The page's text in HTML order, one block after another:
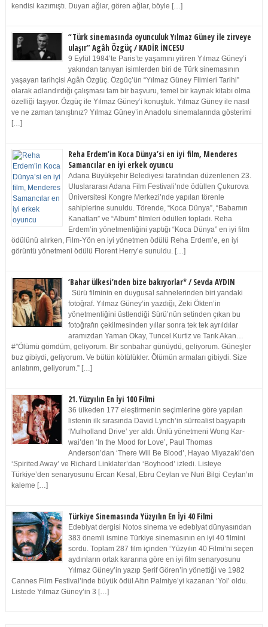
kendisi kazımıştı. Duyan ağlar, gören ağlar, böyle […]
“Türk sinemasında oyunculuk Yılmaz Güney ile zirveye
ulaşır” Agâh Özgüç / KADİR İNCESU
9 Eylül 1984’te Paris’te yaşamını yitiren Yılmaz Güney’i
yakından tanıyan isimlerden biri de Türk sinemasının
yaşayan tarihçisi Agâh Özgüç. Özgüç’ün “Yılmaz Güney Filmleri Tarihi”
olarak adlandırdığı çalışması tam bir başvuru, temel bir kaynak kitabı olma
özelliği taşıyor. Özgüç ile Yılmaz Güney’i konuştuk. Yılmaz Güney ile nasıl
ve ne zaman tanıştınız? Yılmaz Güney’in Anadolu sinemalarında gösterimi
[…]
Reha Erdem’in Koca Dünya’si en iyi film, Menderes
Samancılar en iyi erkek oyuncu
Adana Büyükşehir Belediyesi tarafından düzenlenen 23.
Uluslararası Adana Film Festivali’nde ödüllen Çukurova
Üniversitesi Kongre Merkezi’nde yapılan törenle
sahiplerine sunuldu. Törende, “Koca Dünya”, “Babamın
Kanatları” ve “Albüm” filmleri ödülleri topladı. Reha
Erdem’in yönetmenliğini yaptığı “Koca Dünya” en iyi film
ödülünü alırken, Film-Yön en iyi yönetmen ödülü Reha Erdem’e, en iyi
görüntü yönetmeni ödülü Florent Herry’e sunuldu. […]
‘Bahar ülkesi’nden bize bakıyorlar* / Sevda AYDIN
Sürü filminin en duygusal sahnelerinden biri yandaki
fotoğraf. Yılmaz Güney’in yazdığı, Zeki Ökten’in
yönetmenliğini üstlendiği Sürü’nün setinden çıkan bu
fotoğrafın çekilmesinden yıllar sonra tek tek ayrıldılar
aramızdan Yaman Okay, Tuncel Kurtiz ve Tarık Akan…
#”Ölümü gömdüm, geliyorum. Bir sonbahar günüydü, geliyorum. Güneşler
buz gibiydi, geliyorum. Ve bütün kötülükler. Ölümün armaları gibiydi. Size
anlatırım, geliyorum.” […]
21. Yüzyılın En İyi 100 Filmi
36 ülkeden 177 eleştirmenin seçimlerine göre yapılan
listenin ilk sırasında David Lynch’in sürrealist başyapıtı
‘Mulholland Drive’ yer aldı. Ünlü yönetmeni Wong Kar-
wai’den ‘In the Mood for Love’, Paul Thomas
Anderson’dan ‘There Will Be Blood’, Hayao Miyazaki’den
‘Spirited Away’ ve Richard Linklater’dan ‘Boyhood’ izledi. Listeye
Türkiye’den senaryosunu Ercan Kesal, Ebru Ceylan ve Nuri Bilgi Ceylan’ın
kaleme […]
Türkiye Sinemasında Yüzyılın En İyi 40 Filmi
Edebiyat dergisi Notos sinema ve edebiyat dünyasından
383 önemli ismine Türkiye sinemasının en iyi 40 filmini
sordu. Toplam 287 film içinden ‘Yüzyılın 40 Filmi’ni seçen
aydınların ortak kararına göre en iyi film senaryosunu
Yılmaz Güney’in yazıp Şerif Gören’in yönettiği ve 1982
Cannes Film Festival’inde büyük ödül Altın Palmiye’yi kazanan ‘Yol’ oldu.
Listede Yılmaz Güney’in 3 […]